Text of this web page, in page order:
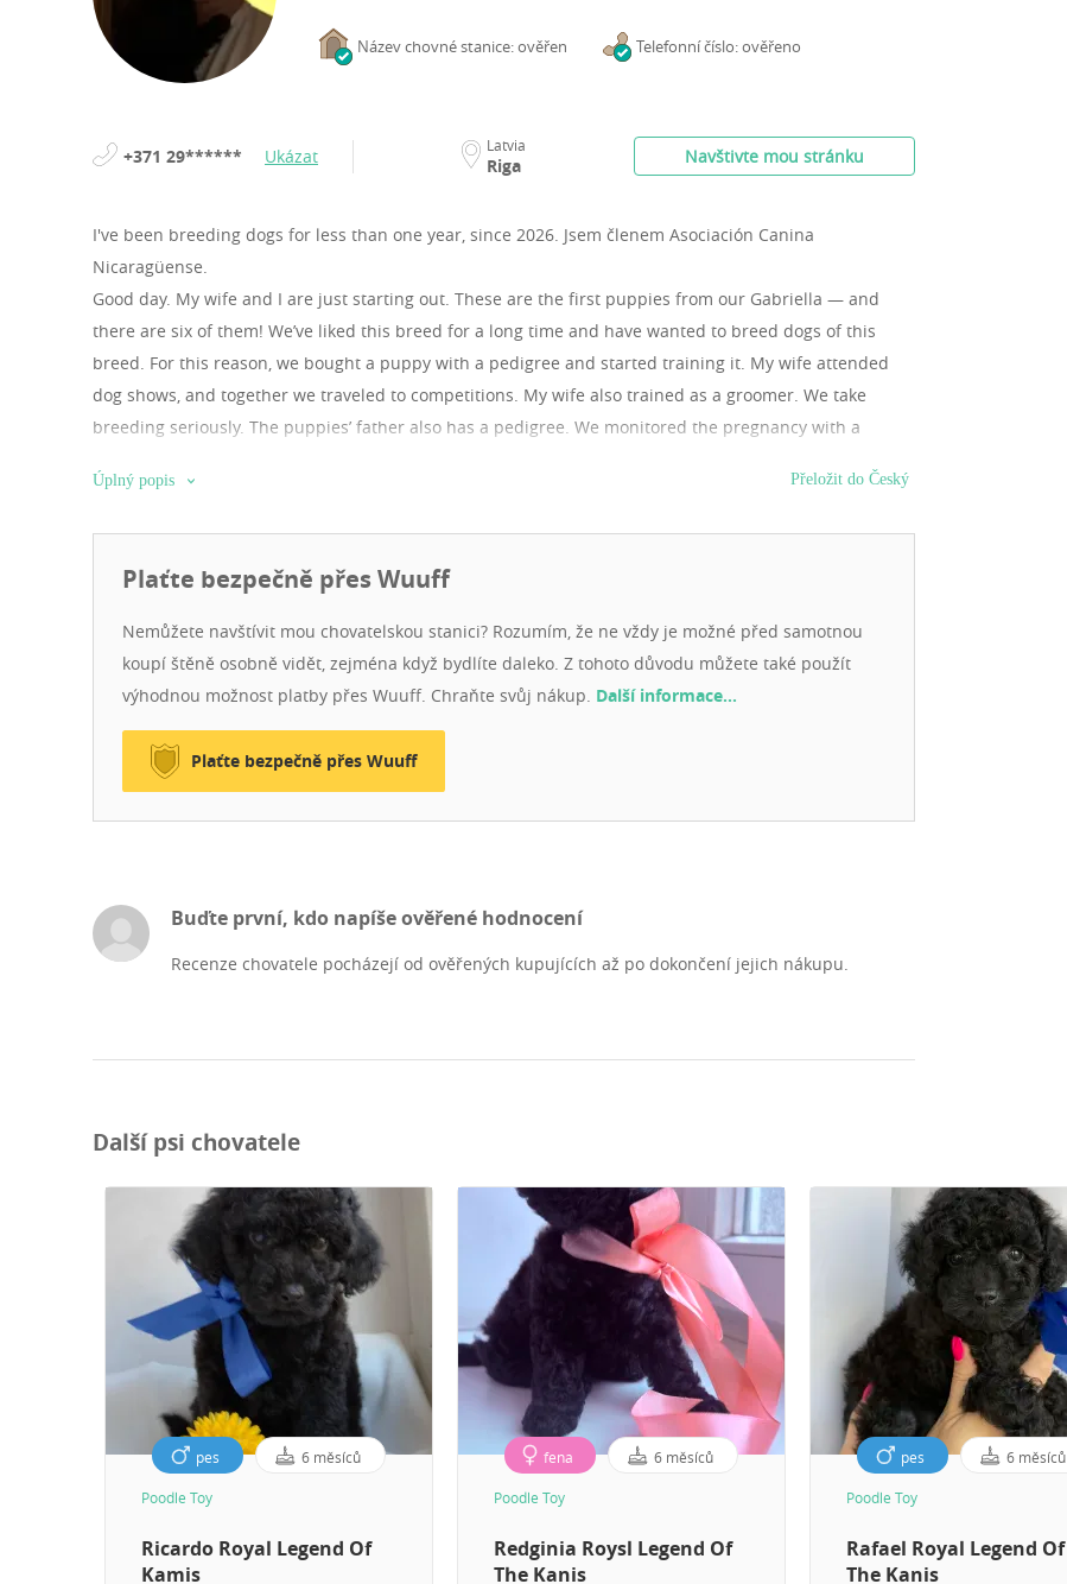
Název chovné stanice: ověřen Telefonní číslo: ověřeno
+371 29****** Ukázat Latvia
Riga Navštivte mou stránku
I've been breeding dogs for less than one year, since 2026. Jsem členem Asociación Canina
Nicaragüense.
Good day. My wife and I are just starting out. These are the first puppies from our Gabriella — and
there are six of them! We’ve liked this breed for a long time and have wanted to breed dogs of this
breed. For this reason, we bought a puppy with a pedigree and started training it. My wife attended
dog shows, and together we traveled to competitions. My wife also trained as a groomer. We take
breeding seriously. The puppies’ father also has a pedigree. We monitored the pregnancy with a
deemed suitable for shows, with ideal parameters. The puppies are healthy, friendly, have a good
Úplný popis Přeložit do Český
Plaťte bezpečně přes Wuuff
Nemůžete navštívit mou chovatelskou stanici? Rozumím, že ne vždy je možné před samotnou
koupí štěně osobně vidět, zejména když bydlíte daleko. Z tohoto důvodu můžete také použít
výhodnou možnost platby přes Wuuff. Chraňte svůj nákup. Další informace…
Plaťte bezpečně přes Wuuff
Buďte první, kdo napíše ověřené hodnocení
Recenze chovatele pocházejí od ověřených kupujících až po dokončení jejich nákupu.
Další psi chovatele
pes 6 měsíců
Poodle Toy
Ricardo Royal Legend Of
Kamis
fena 6 měsíců
Poodle Toy
Redginia Roysl Legend Of
The Kanis
pes 6 měsíců
Poodle Toy
Rafael Royal Legend Of
The Kanis